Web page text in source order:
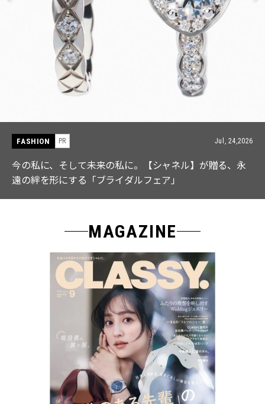
FASHION PR Jul, 15,2026
【ICB】人気インフルエンサーと共同制作! 週5で着たく
なる「名品ブラウス」２選
MAGAZINE